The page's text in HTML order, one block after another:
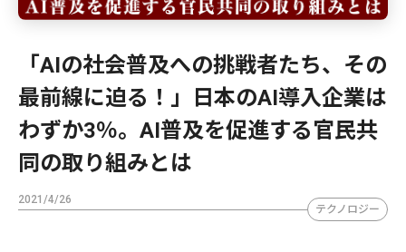
「AIの社会普及への挑戦者たち、その
最前線に迫る！」日本のAI導入企業は
わずか3％。AI普及を促進する官民共
同の取り組みとは
2021/4/26
テクノロジー